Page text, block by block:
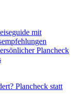
mit
Plancheck
Plancheck statt